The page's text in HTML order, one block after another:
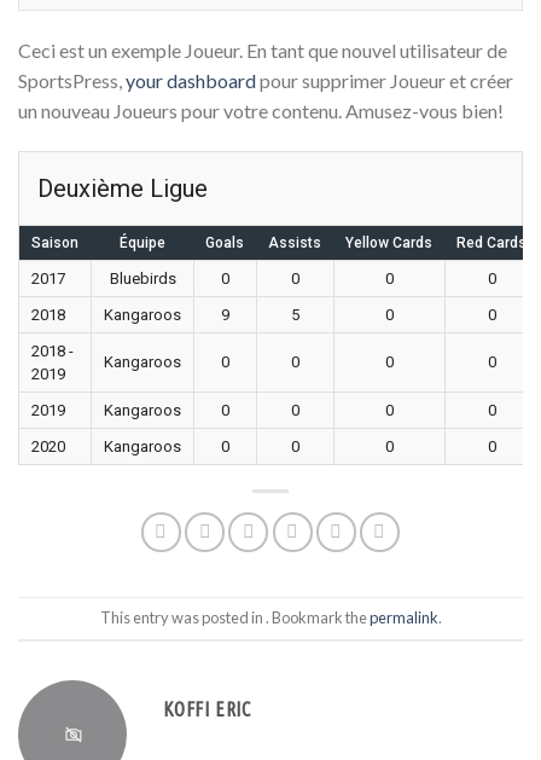
Ceci est un exemple Joueur. En tant que nouvel utilisateur de
SportsPress,your dashboardpour supprimer Joueur et créer
un nouveau Joueurs pour votre contenu. Amusez-vous bien!
Deuxième Ligue
Saison Équipe Goals Assists Yellow Cards Red Cards
2017 Bluebirds 0 0 0
0
2018
Kangaroos 9 5 0
0
2018 -
2019
Kangaroos 0 0 0 0
2019 Kangaroos 0 0 0
0
2020
Kangaroos 0 0 0 0
This entry was posted in . Bookmark thepermalink.
KOFFI ERIC